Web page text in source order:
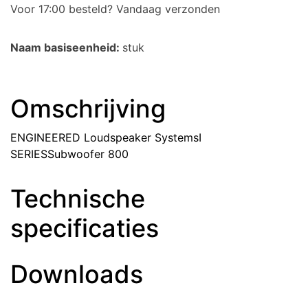
Voor 17:00 besteld? Vandaag verzonden
Naam basiseenheid: stuk
Omschrijving
ENGINEERED Loudspeaker SystemsI
SERIESSubwoofer 800
Technische
specificaties
Downloads